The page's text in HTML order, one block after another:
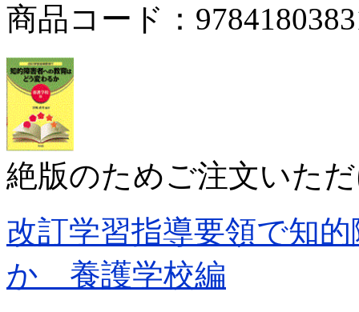
商品コード：
絶版のためご注文いた
改訂学習指導要領で知
か 養護学校編